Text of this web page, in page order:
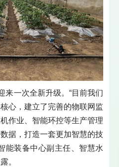
来一次全新升级。“目前我们
心，建立了完善的物联网监
作业、智能环控等生产管理
据，打造一套更加智慧的技
能装备中心副主任、智慧水
。